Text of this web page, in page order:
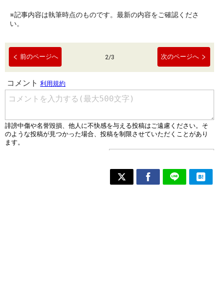
※記事内容は執筆時点のものです。最新の内容をご確認くださ
い。
前のページへ 2/3 次のページへ